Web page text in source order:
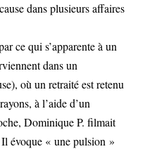
dans plusieurs affaires
ce qui s’apparente à un
dans un
où un retraité est retenu
à l’aide d’un
Dominique P. filmait
évoque « une pulsion »